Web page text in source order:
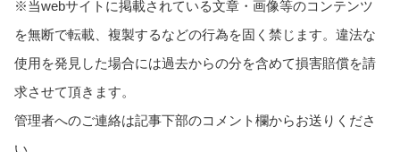
※当webサイトに掲載されている文章・画像等のコンテンツ
を無断で転載、複製するなどの行為を固く禁じます。違法な
使用を発見した場合には過去からの分を含めて損害賠償を請
求させて頂きます。
管理者へのご連絡は記事下部のコメント欄からお送りくださ
い。